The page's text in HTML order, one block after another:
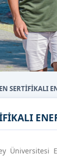
SERTİFİKALI
Üniversitesi